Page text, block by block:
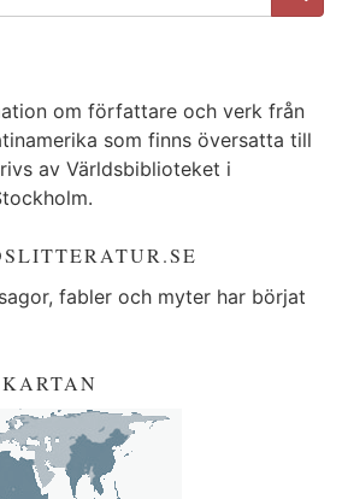
om författare och verk från
som finns översatta till
av Världsbiblioteket i
fabler och myter har börjat